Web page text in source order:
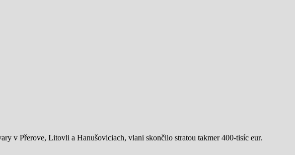
v Přerove, Litovli a Hanušoviciach, vlani skončilo stratou takmer 400-tisíc eur.